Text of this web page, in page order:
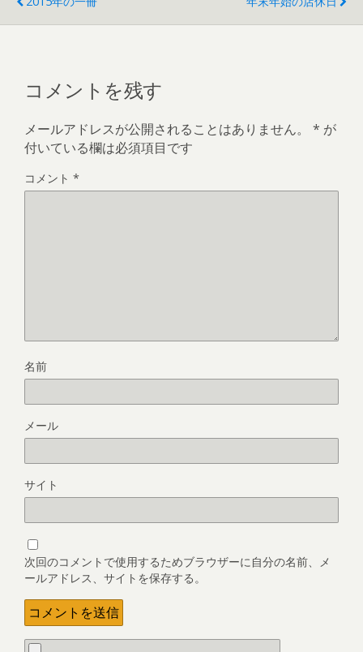
コメントを残す
メールアドレスが公開されることはありません。 * が
付いている欄は必須項目です
コメント *
名前
メール
サイト
次回のコメントで使用するためブラウザーに自分の名前、メ
ールアドレス、サイトを保存する。